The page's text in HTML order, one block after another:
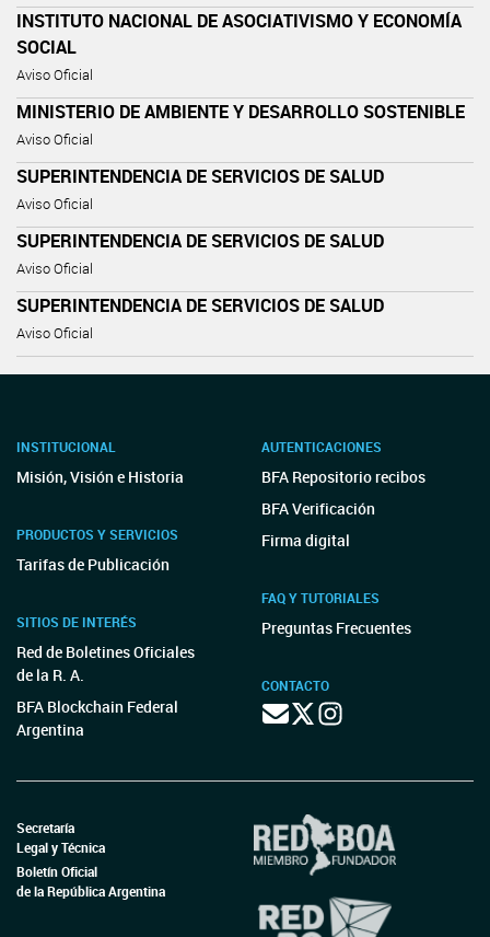
INSTITUTO NACIONAL DE ASOCIATIVISMO Y ECONOMÍA
SOCIAL
Aviso Oficial
MINISTERIO DE AMBIENTE Y DESARROLLO SOSTENIBLE
Aviso Oficial
SUPERINTENDENCIA DE SERVICIOS DE SALUD
Aviso Oficial
SUPERINTENDENCIA DE SERVICIOS DE SALUD
Aviso Oficial
SUPERINTENDENCIA DE SERVICIOS DE SALUD
Aviso Oficial
INSTITUCIONAL
Misión, Visión e Historia
PRODUCTOS Y SERVICIOS
Tarifas de Publicación
SITIOS DE INTERÉS
Red de Boletines Oficiales
de la R. A.
BFA Blockchain Federal
Argentina
AUTENTICACIONES
BFA Repositorio recibos
BFA Verificación
Firma digital
FAQ Y TUTORIALES
Preguntas Frecuentes
CONTACTO
Secretaría
Legal y Técnica
Boletín Oficial
de la República Argentina